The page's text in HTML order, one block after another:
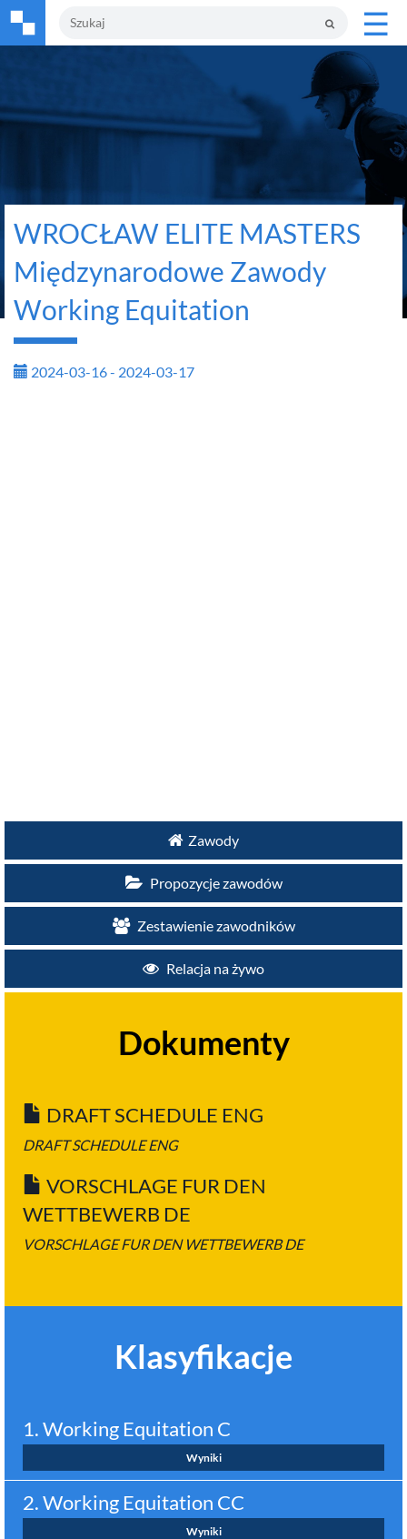
☰
WROCŁAW ELITE MASTERS
Międzynarodowe Zawody
Working Equitation
2024-03-16 - 2024-03-17
Zawody
Propozycje zawodów
Zestawienie zawodników
Relacja na żywo
Dokumenty
DRAFT SCHEDULE ENG
DRAFT SCHEDULE ENG
VORSCHLAGE FUR DEN
WETTBEWERB DE
VORSCHLAGE FUR DEN WETTBEWERB DE
Klasyfikacje
1. Working Equitation C
Wyniki
2. Working Equitation CC
Wyniki